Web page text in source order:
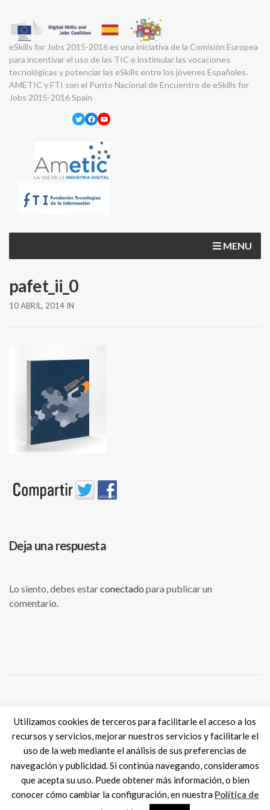
eSkills for Jobs 2015-2016 es una iniciativa de la Comisión Europea
para incentivar el uso de las TIC e instimular las vocaciones
tecnológicas y potenciar las eSkills entre los jóvenes Españoles.
AMETIC y FTI son el Punto Nacional de Encuentro de eSkills for
Jobs 2015-2016 Spain
Twitter
Facebook
YouTube
MENU
pafet_ii_0
10 ABRIL, 2014 IN
Deja una respuesta
Lo siento, debes estarconectado para publicar un
comentario.
Digital Skills ES2017 SPAIN |Aviso legal|Política de Cookies
MadisonMk
Utilizamos cookies de terceros para facilitarle el acceso a los
recursos y servicios, mejorar nuestros servicios y facilitarle el
uso de la web mediante el análisis de sus preferencias de
navegación y publicidad. Si continúa navegando, consideramos
que acepta su uso. Puede obtener más información, o bien
conocer cómo cambiar la configuración, en nuestra Política de